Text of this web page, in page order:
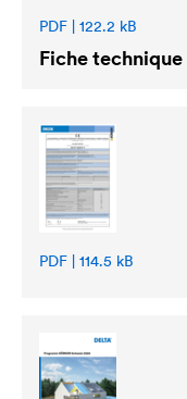
PDF | 122.2 kB
Fiche technique
PDF | 114.5 kB